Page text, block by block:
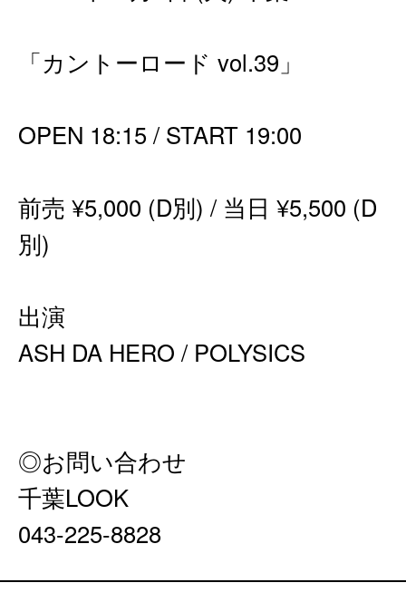
「カントーロード vol.39」
OPEN 18:15 / START 19:00
前売 ¥5,000 (D別) / 当日 ¥5,500 (D
別)
出演
ASH DA HERO / POLYSICS
◎お問い合わせ
千葉LOOK
043-225-8828